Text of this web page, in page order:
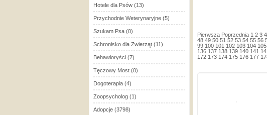
Hotele dla Psów (13)
Przychodnie Weterynaryjne (5)
Szukam Psa (0)
Schronisko dla Zwierząt (11)
Behawioryści (7)
Tęczowy Most (0)
Dogoterapia (4)
Zoopsycholog (1)
Adopcje (3798)
Pierwsza Poprzednia 1 2 3 4
48 49 50 51 52 53 54 55 56
99 100 101 102 103 104 105
136 137 138 139 140 141
172 173 174 175 176 177